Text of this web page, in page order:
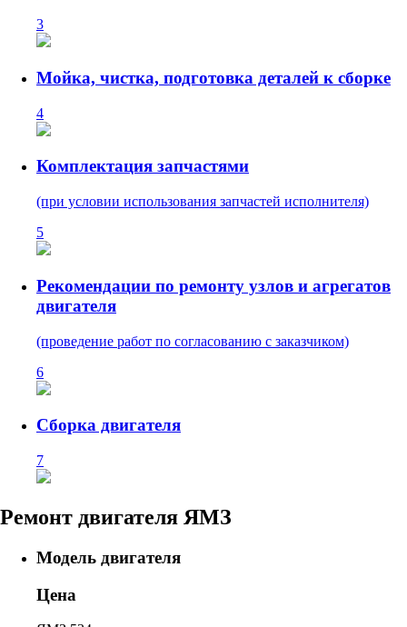
3
Мойка, чистка, подготовка деталей к сборке
4
Комплектация запчастями
(при условии использования запчастей исполнителя)
5
Рекомендации по ремонту узлов и агрегатов
двигателя
(проведение работ по согласованию с заказчиком)
6
Сборка двигателя
7
Ремонт двигателя ЯМЗ
Модель двигателя
Цена